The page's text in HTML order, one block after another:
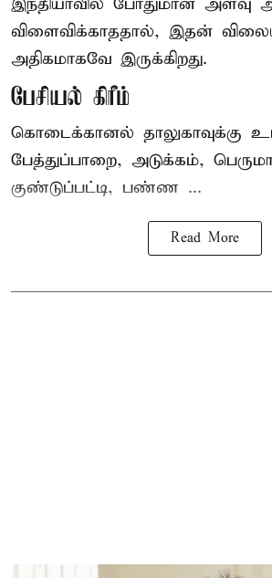
இந்தியாவில் போதுமான
விளைவிக்காததால், இதன்
அதிகமாகவே இருக்கிறது.
பேசியல் கிரீம்
கொடைக்கானல் தாலுகாவுக்கு
பேத்துப்பாறை, அடுக்கம்,
குண்டுப்பட்டி, பண்ண ...
Read More